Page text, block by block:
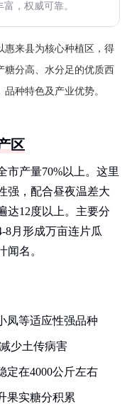
，权威可靠。
惠来县为核心种植区，得
糖分高、水分足的优质西
种特色及产业优势。
区
市产量70%以上。这里
强，配合昼夜温差大
达12度以上。主要分
8月形成万亩连片瓜
闻名。
凤等适应性强品种
少土传病害
定在4000公斤左右
果实糖分积累